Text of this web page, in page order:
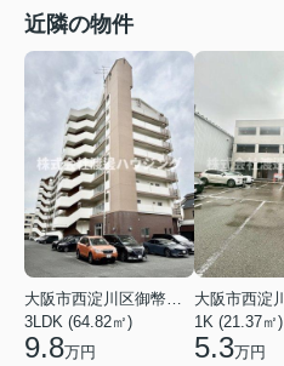
近隣の物件
3LDK (64.82㎡)
9.8万円
1K (21.37㎡)
5.3万円